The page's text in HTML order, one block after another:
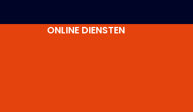
ONLINE DIENSTEN